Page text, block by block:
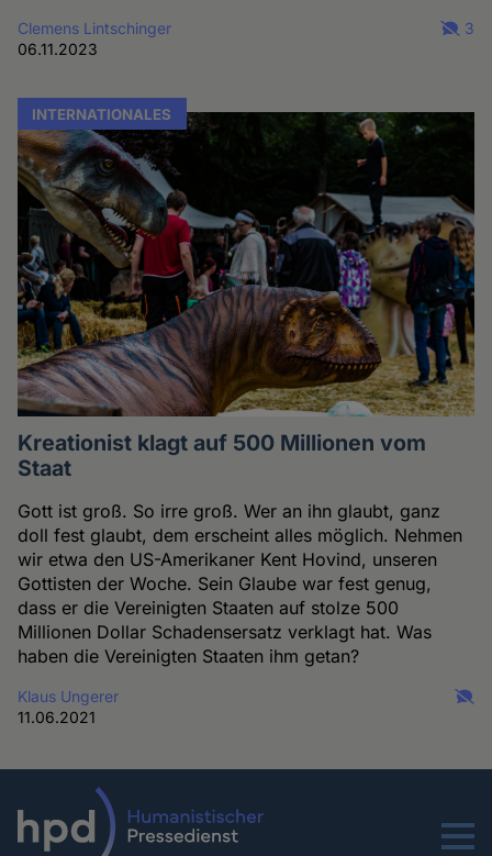
Clemens Lintschinger
06.11.2023
3
INTERNATIONALES
Kreationist klagt auf 500 Millionen vom
Staat
Gott ist groß. So irre groß. Wer an ihn glaubt, ganz
doll fest glaubt, dem erscheint alles möglich. Nehmen
wir etwa den US-Amerikaner Kent Hovind, unseren
Gottisten der Woche. Sein Glaube war fest genug,
dass er die Vereinigten Staaten auf stolze 500
Millionen Dollar Schadensersatz verklagt hat. Was
haben die Vereinigten Staaten ihm getan?
Klaus Ungerer
11.06.2021
Menu